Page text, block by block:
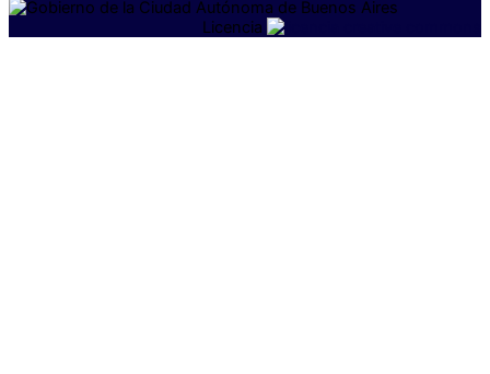
Licencia